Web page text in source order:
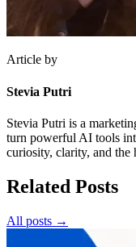
Article by
Stevia Putri
Stevia Putri is a
turn powerful AI tools
curiosity, clarity, and the
Related Posts
All posts →